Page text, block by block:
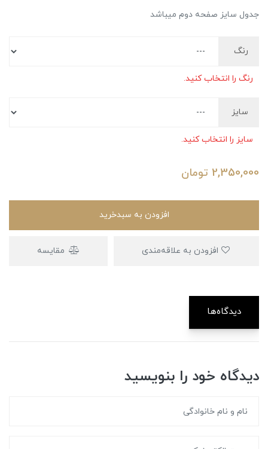
جدول سایز صفحه دوم میباشد
رنگ
رنگ را انتخاب کنید.
سایز
سایز را انتخاب کنید.
2,350,000 تومان
افزودن به سبدخرید
مقایسه
دیدگاه‌ها
دیدگاه خود را بنویسید